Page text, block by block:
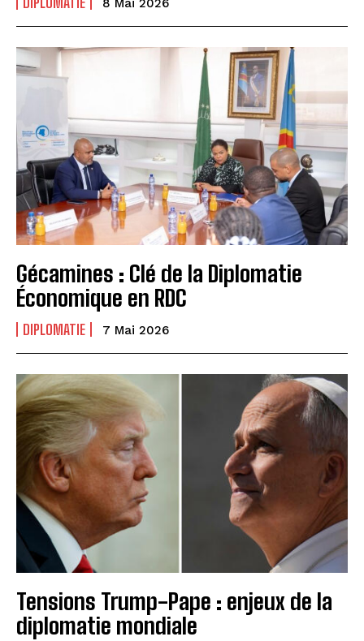
Gécamines : Clé de la Diplomatie
Économique en RDC
DIPLOMATIE 7 Mai 2026
Tensions Trump-Pape : enjeux de la
diplomatie mondiale